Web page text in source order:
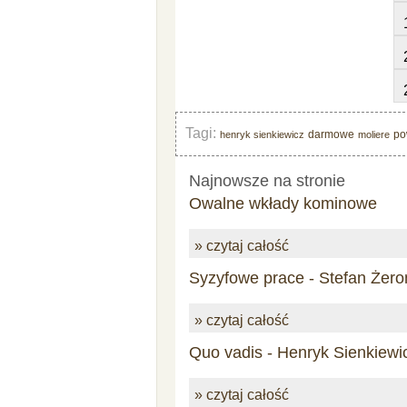
Tagi: henryk sienkiewicz darmowe moliere
Najnowsze na stronie
Owalne wkłady kominowe
» czytaj całość
Syzyfowe prace - Stefan
» czytaj całość
Quo vadis - Henryk
» czytaj całość